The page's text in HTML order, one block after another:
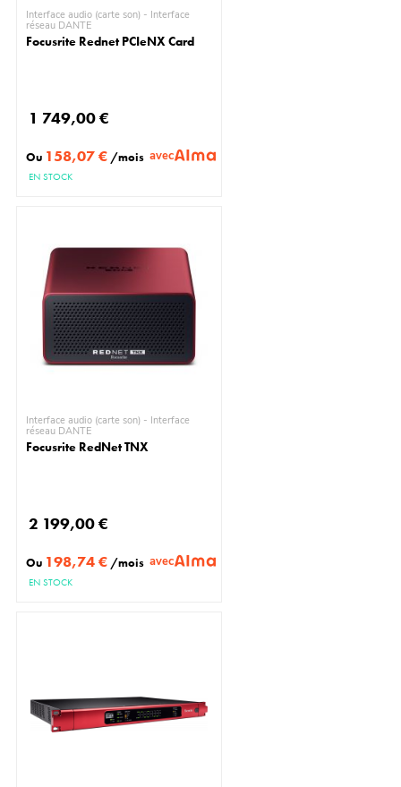
Interface audio (carte son) - Interface
réseau DANTE
Focusrite Rednet PCIeNX Card
1 749,00 €
Ou 158,07 € /mois avec
EN STOCK
Interface audio (carte son) - Interface
réseau DANTE
Focusrite RedNet TNX
2 199,00 €
Ou 198,74 € /mois avec
EN STOCK